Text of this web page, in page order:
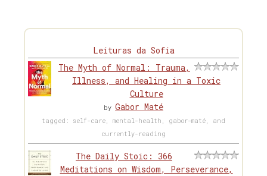
Leituras da Sofia
The Myth of Normal: Trauma,
Illness, and Healing in a Toxic
Culture
by Gabor Maté
tagged: self-care, mental-health, gabor-maté, and
currently-reading
The Daily Stoic: 366
Meditations on Wisdom, Perseverance,